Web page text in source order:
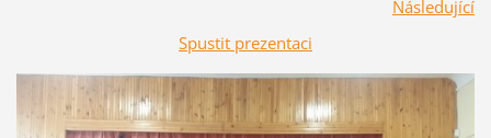
Následující
Spustit prezentaci